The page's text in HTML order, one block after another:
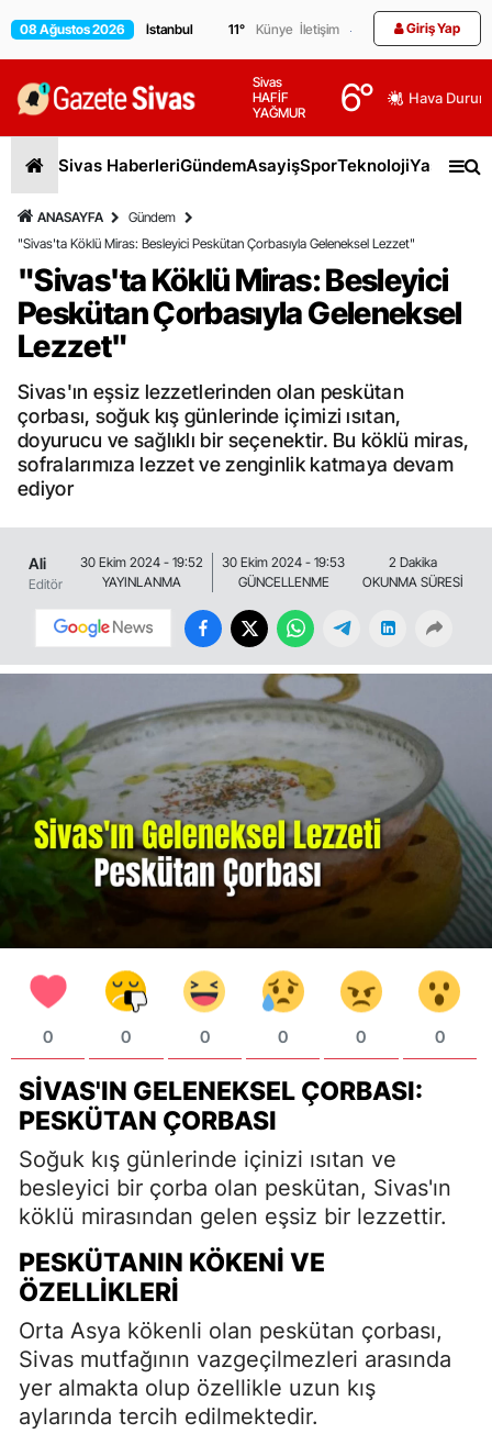
08 Ağustos 2026 11° Künye İletişim Giriş Yap
Sivas
HAFİF
YAĞMUR
6° Hava
Sivas HaberleriGündemAsayişSporTeknolojiYaşam
ANASAYFA
Gündem
"Sivas'ta Köklü Miras: Besleyici Peskütan Çorbasıyla Geleneksel Lezzet"
"Sivas'ta Köklü Miras: Besleyici
Peskütan Çorbasıyla Geleneksel
Lezzet"
Sivas'ın eşsiz lezzetlerinden olan peskütan
çorbası, soğuk kış günlerinde içimizi ısıtan,
doyurucu ve sağlıklı bir seçenektir. Bu köklü miras,
sofralarımıza lezzet ve zenginlik katmaya devam
ediyor
Ali
Editör
30 Ekim 2024 - 19:52
YAYINLANMA
30 Ekim 2024 - 19:53
GÜNCELLENME
2 Dakika
OKUNMA SÜRESİ
0 0 0 0 0 0
SIVAS'IN GELENEKSEL ÇORBASI:
PESKÜTAN ÇORBASI
Soğuk kış günlerinde içinizi ısıtan ve
besleyici bir çorba olan peskütan, Sivas'ın
köklü mirasından gelen eşsiz bir lezzettir.
PESKÜTANIN KÖKENI VE
ÖZELLIKLERI
Orta Asya kökenli olan peskütan çorbası,
Sivas mutfağının vazgeçilmezleri arasında
yer almakta olup özellikle uzun kış
aylarında tercih edilmektedir.